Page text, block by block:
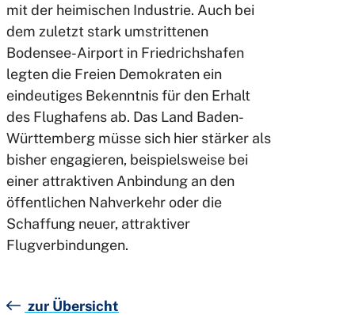
mit der heimischen Industrie. Auch bei
dem zuletzt stark umstrittenen
Bodensee-Airport in Friedrichshafen
legten die Freien Demokraten ein
eindeutiges Bekenntnis für den Erhalt
des Flughafens ab. Das Land Baden-
Württemberg müsse sich hier stärker als
bisher engagieren, beispielsweise bei
einer attraktiven Anbindung an den
öffentlichen Nahverkehr oder die
Schaffung neuer, attraktiver
Flugverbindungen.
zur Übersicht